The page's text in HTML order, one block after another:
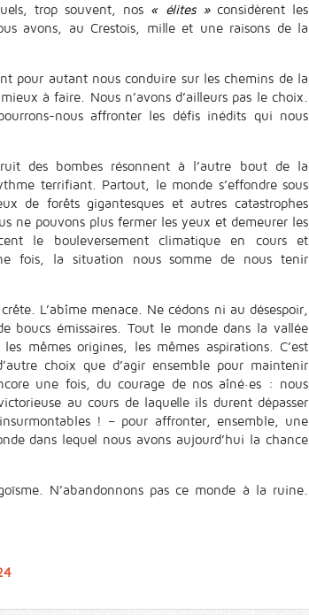
trop souvent, nos « élites »considèrent les
avons, au Crestois, mille et une raisons de la
pour autant nous conduire sur les chemins de la
à faire. Nous n’avons d’ailleurs pas le choix.
nous affronter les défis inédits qui nous
des bombes résonnent à l’autre bout de la
terrifiant. Partout, le monde s’effondre sous
de forêts gigantesques et autres catastrophes
ne pouvons plus fermer les yeux et demeurer les
le bouleversement climatique en cours et
fois, la situation nous somme de nous tenir
L’abîme menace. Ne cédons ni au désespoir,
boucs émissaires. Tout le monde dans la vallée
mêmes origines, les mêmes aspirations. C’est
choix que d’agir ensemble pour maintenir
une fois, du courage de nos aîné·es : nous
au cours de laquelle ils durent dépasser
! – pour affronter, ensemble, une
dans lequel nous avons aujourd’hui la chance
N’abandonnons pas ce monde à la ruine.